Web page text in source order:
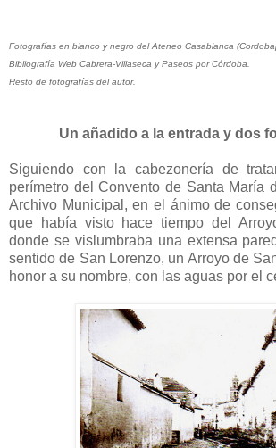
Fotografías en blanco y negro del Ateneo Casablanca
Bibliografía Web Cabrera-Villaseca y Paseos por Córdoba.
Resto de fotografías del autor.
Un añadido a la entrada y dos
Siguiendo con la cabezonería de
perímetro del Convento de Santa María
Archivo Municipal, en el ánimo de
que había visto hace tiempo del
donde se vislumbraba una extensa
sentido de San Lorenzo, un Arroyo de
honor a su nombre, con las aguas por el